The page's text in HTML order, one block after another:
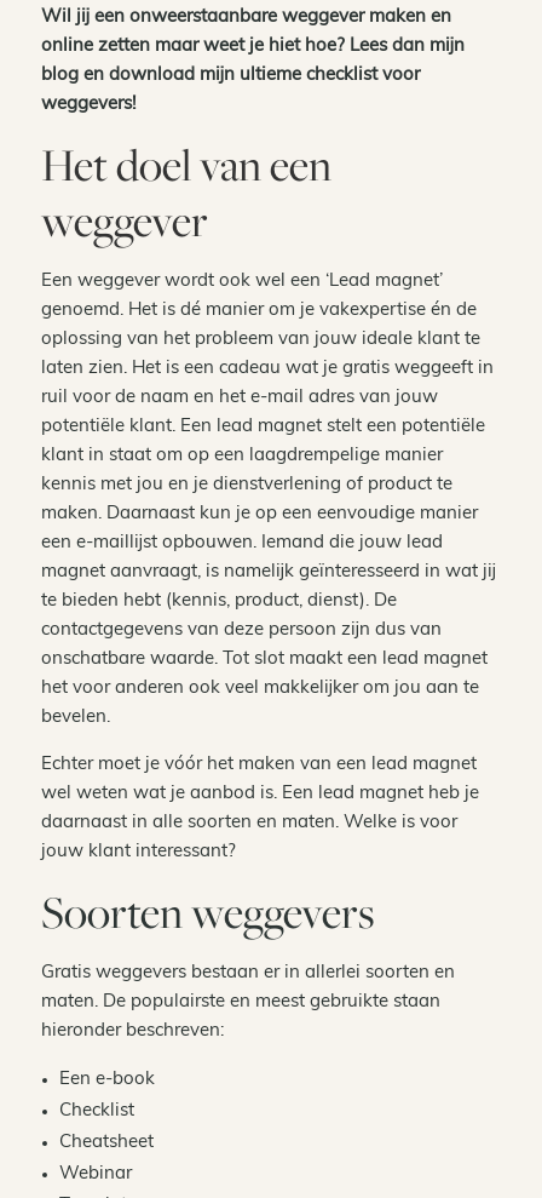
Wil jij een onweerstaanbare weggever maken en
online zetten maar weet je hiet hoe? Lees dan mijn
blog en download mijn ultieme checklist voor
weggevers!
Het doel van een
weggever
Een weggever wordt ook wel een ‘Lead magnet’
genoemd. Het is dé manier om je vakexpertise én de
oplossing van het probleem van jouw ideale klant te
laten zien. Het is een cadeau wat je gratis weggeeft in
ruil voor de naam en het e-mail adres van jouw
potentiële klant. Een lead magnet stelt een potentiële
klant in staat om op een laagdrempelige manier
kennis met jou en je dienstverlening of product te
maken. Daarnaast kun je op een eenvoudige manier
een e-maillijst opbouwen. Iemand die jouw lead
magnet aanvraagt, is namelijk geïnteresseerd in wat jij
te bieden hebt (kennis, product, dienst). De
contactgegevens van deze persoon zijn dus van
onschatbare waarde. Tot slot maakt een lead magnet
het voor anderen ook veel makkelijker om jou aan te
bevelen.
Echter moet je vóór het maken van een lead magnet
wel weten wat je aanbod is. Een lead magnet heb je
daarnaast in alle soorten en maten. Welke is voor
jouw klant interessant?
Soorten weggevers
Gratis weggevers bestaan er in allerlei soorten en
maten. De populairste en meest gebruikte staan
hieronder beschreven:
Een e-book
Checklist
Cheatsheet
Webinar